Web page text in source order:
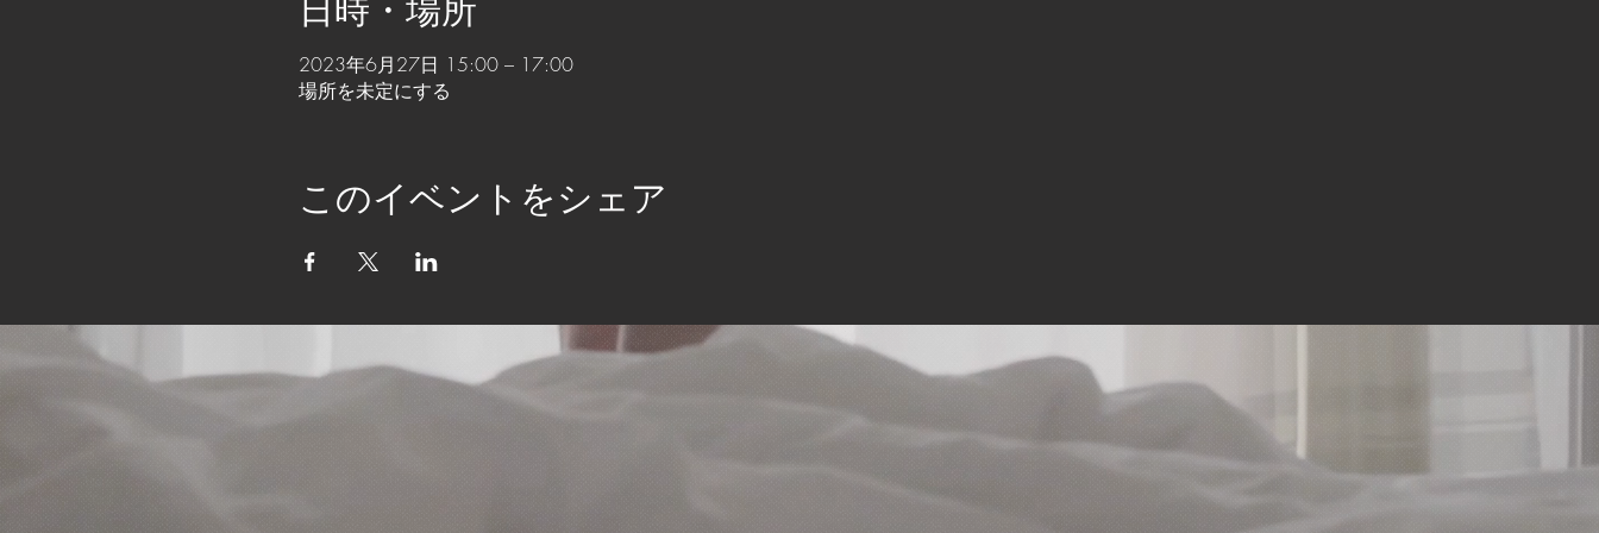
日時・場所
2023年6月27日 15:00 – 17:00
場所を未定にする
このイベントをシェア